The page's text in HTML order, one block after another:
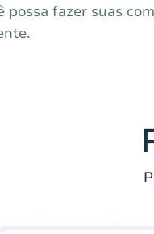
possa fazer suas